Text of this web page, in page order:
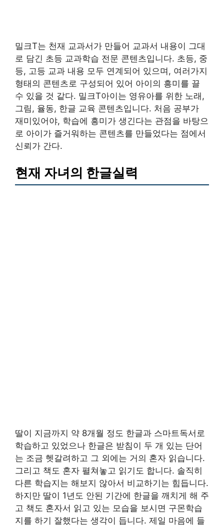
밀크T는 천재 교과서가 만들어 교과서 내용이 그대
로 담긴 초등 교과학습 전문 콘텐츠입니다. 초등, 중
등, 고등 교과 내용 모두 연계되어 있으며, 여러가지
형태의 콘텐츠로 구성되어 있어 아이의 흥미를 끌
수 있을 것 같다. 밀크T아이는 영유아를 위한 노래,
그림, 율동, 한글 교육 콘텐츠입니다. 처음 공부가
재미있어야, 학습에 흥미가 생긴다는 관점을 바탕으
로 아이가 즐거워하는 콘텐츠를 만들었다는 점에서
신뢰가 간다.
현재 자녀의 한글실력
딸이 지금까지 약 8개월 정도 한글과 스마트독서로
학습하고 있었으나 한글은 받침이 두 개 있는 단어
는 조금 헷갈려하고 그 외에는 거의 혼자 읽습니다.
그리고 책도 혼자 펼쳐놓고 읽기도 합니다. 솔직히
다른 학습지는 해보지 않아서 비교하기는 힘듭니다.
하지만 딸이 1년도 안된 기간에 한글을 깨치게 해 주
고 책도 혼자서 읽고 있는 모습을 보시면 구몬학습
지를 하기 잘했다는 생각이 듭니다. 제일 마음에 들